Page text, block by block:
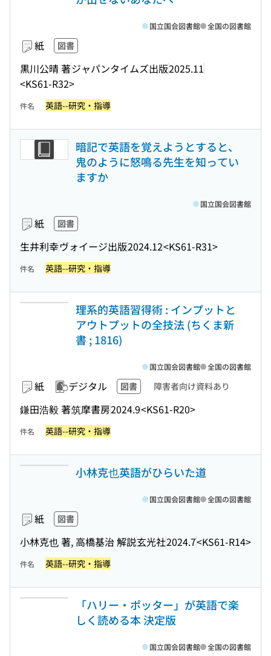
紙 図書
黒川公晴 著ジャパンタイムズ出版2025.11
<KS61-R32>
国立国会図書館 全国の図書館
件名 英語--研究・指導
暗記で英語を覚えようとすると、
鬼のように怒鳴る先生を知ってい
ますか
紙 図書
生井利幸ヴォイージ出版2024.12<KS61-R31>
国立国会図書館
件名 英語--研究・指導
理系的英語習得術 : インプットと
アウトプットの全技法 (ちくま新
書 ; 1816)
紙 デジタル 図書 障害者向け資料あり
鎌田浩毅 著筑摩書房2024.9<KS61-R20>
国立国会図書館 全国の図書館
件名 英語--研究・指導
小林克也英語がひらいた道
紙 図書
小林克也 著, 高橋基治 解説玄光社2024.7<KS61-R14>
国立国会図書館 全国の図書館
件名 英語--研究・指導
「ハリー・ポッター」が英語で楽
しく読める本 決定版
国立国会図書館 全国の図書館